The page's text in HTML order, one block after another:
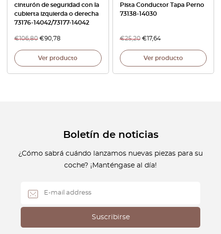
cinturón de seguridad con la
cubierta izquierda o derecha
73176-14042/73177-14042
€106,80 €90,78
Ver producto
Pista Conductor Tapa Perno
73138-14030
€25,20 €17,64
Ver producto
Boletín de noticias
¿Cómo sabrá cuándo lanzamos nuevas piezas para su
coche? ¡Manténgase al día!